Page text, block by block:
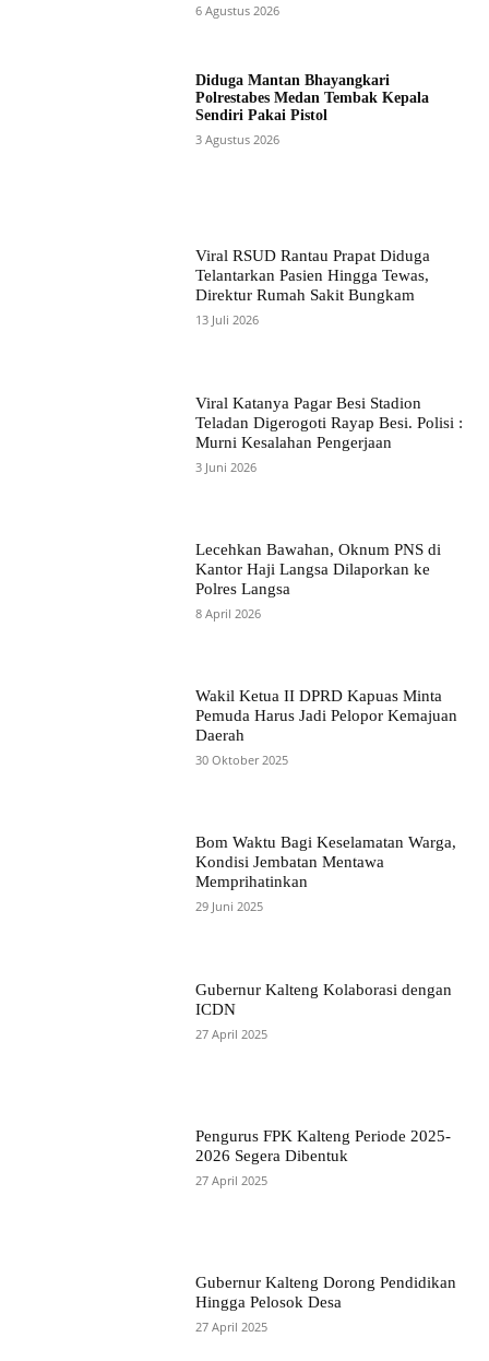
6 Agustus 2026
Diduga Mantan Bhayangkari
Polrestabes Medan Tembak Kepala
Sendiri Pakai Pistol
3 Agustus 2026
Viral RSUD Rantau Prapat Diduga
Telantarkan Pasien Hingga Tewas,
Direktur Rumah Sakit Bungkam
13 Juli 2026
Viral Katanya Pagar Besi Stadion
Teladan Digerogoti Rayap Besi. Polisi :
Murni Kesalahan Pengerjaan
3 Juni 2026
Lecehkan Bawahan, Oknum PNS di
Kantor Haji Langsa Dilaporkan ke
Polres Langsa
8 April 2026
Wakil Ketua II DPRD Kapuas Minta
Pemuda Harus Jadi Pelopor Kemajuan
Daerah
30 Oktober 2025
Bom Waktu Bagi Keselamatan Warga,
Kondisi Jembatan Mentawa
Memprihatinkan
29 Juni 2025
Gubernur Kalteng Kolaborasi dengan
ICDN
27 April 2025
Pengurus FPK Kalteng Periode 2025-
2026 Segera Dibentuk
27 April 2025
Gubernur Kalteng Dorong Pendidikan
Hingga Pelosok Desa
27 April 2025